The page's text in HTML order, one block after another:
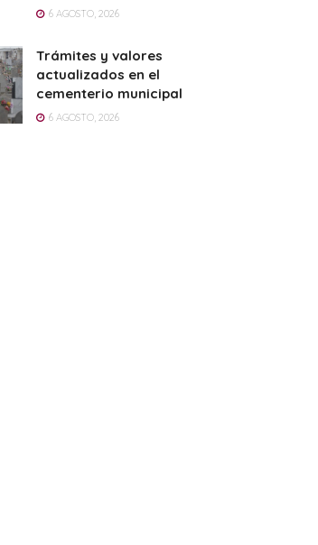
6 AGOSTO, 2026
Trámites y valores
actualizados en el
cementerio municipal
6 AGOSTO, 2026